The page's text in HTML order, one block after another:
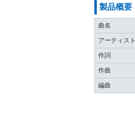
製品概要
曲名
アーティスト
作詞
作曲
編曲